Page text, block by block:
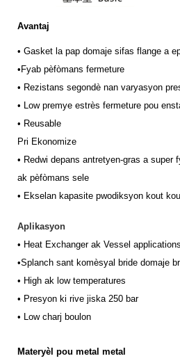
Avantaj
• Gasket la pap domaje sifas flange a
• Fyab pèfòmans fermeture
• Rezistans segondè nan varyasyon
• Low premye estrès fermeture pou
• Reusable
Pri Ekonomize
• Redwi depans antretyen-gras a super
ak pèfòmans sele
• Ekselan kapasite pwodiksyon kout
Aplikasyon
• Heat Exchanger ak Vessel applications
•Splanch sant komèsyal bride domaje
• High ak low temperatures
• Presyon ki rive jiska 250 bar
• Low charj boulon
Materyèl pou metal metal